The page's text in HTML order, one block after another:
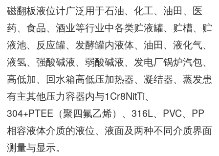
磁翻板液位计广泛用于石油、化工、油田、医
药、食品、酒业等行业中各类贮液罐、贮槽、贮
液池、反应罐、发酵罐内液体、油田、液化气、
液氢、强酸碱液、弱酸碱液、发电厂锅炉汽包、
高低加、回水箱高低压加热器、凝结器、蒸发患
有主其他压力容器内与1Cr8NitTi、
304+PTEE（聚四氟乙烯）、316L、PVC、PP
相容液体介质的液位、液面及两种不同介质界面
测量与显示。